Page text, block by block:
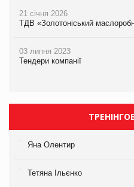
21 січня 2026
ТДВ «Золотоніський
03 липня 2023
Тендери компанії
Яна Олентир
Тетяна Ільєнко